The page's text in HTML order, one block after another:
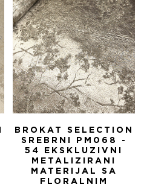
BROKAT SELECTION
SREBRNI PM068 -
54 EKSKLUZIVNI
METALIZIRANI
MATERIJAL SA
FLORALNIM